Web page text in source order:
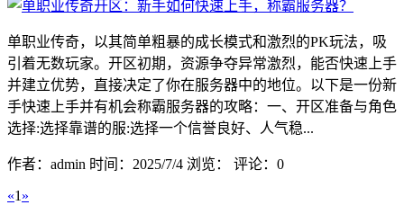
单职业传奇，以其简单粗暴的成长模式和激烈的PK玩法，吸
引着无数玩家。开区初期，资源争夺异常激烈，能否快速上手
并建立优势，直接决定了你在服务器中的地位。以下是一份新
手快速上手并有机会称霸服务器的攻略：一、开区准备与角色
选择:选择靠谱的服:选择一个信誉良好、人气稳...
作者：admin 时间：2025/7/4 浏览： 评论：0
«1 »